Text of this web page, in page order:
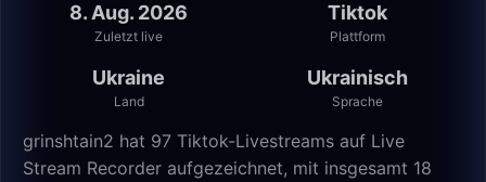
8. Aug. 2026
Zuletzt live
Tiktok
Plattform
Ukraine
Land
Ukrainisch
Sprache
grinshtain2 hat 97 Tiktok-Livestreams auf Live
Stream Recorder aufgezeichnet, mit insgesamt 18